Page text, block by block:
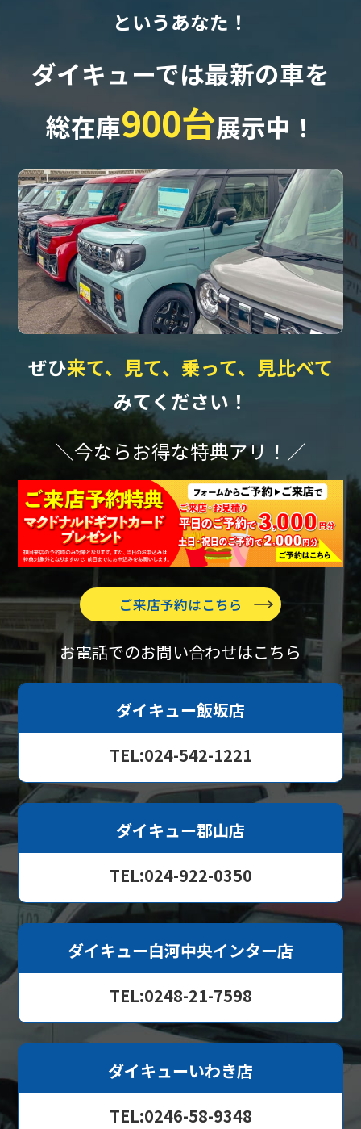
というあなた！
ダイキューでは最新の車を
総在庫900台展示中！
ぜひ来て、見て、乗って、見比べて
みてください！
＼今ならお得な特典アリ！／
ご来店予約はこちら
お電話でのお問い合わせはこちら
ダイキュー飯坂店
TEL:024-542-1221
ダイキュー郡山店
TEL:024-922-0350
ダイキュー白河中央インター店
TEL:0248-21-7598
ダイキューいわき店
TEL:0246-58-9348